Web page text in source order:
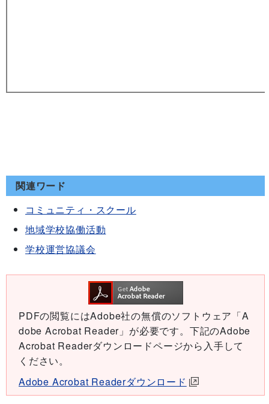
関連ワード
コミュニティ・スクール
地域学校協働活動
学校運営協議会
PDFの閲覧にはAdobe社の無償のソフトウェア「A
dobe Acrobat Reader」が必要です。下記のAdobe
Acrobat Readerダウンロードページから入手して
ください。
Adobe Acrobat Readerダウンロード